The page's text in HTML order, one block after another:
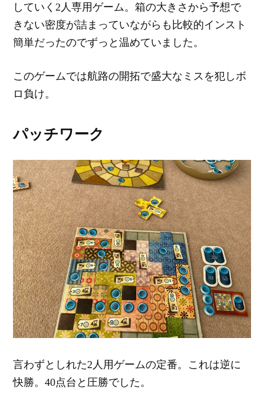
していく2人専用ゲーム。箱の大きさから予想で
きない密度が詰まっていながらも比較的インスト
簡単だったのでずっと温めていました。
このゲームでは航路の開拓で盛大なミスを犯しボ
ロ負け。
パッチワーク
言わずとしれた2人用ゲームの定番。これは逆に
快勝。40点台と圧勝でした。